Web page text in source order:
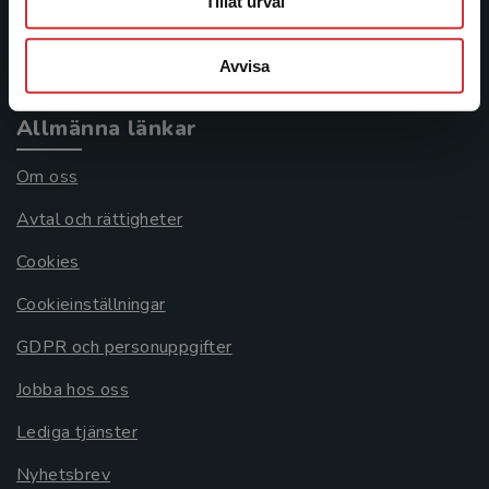
Avvisa
Köpvillkor
Allmänna länkar
Om oss
Avtal och rättigheter
Cookies
Cookieinställningar
GDPR och personuppgifter
Jobba hos oss
Lediga tjänster
Nyhetsbrev